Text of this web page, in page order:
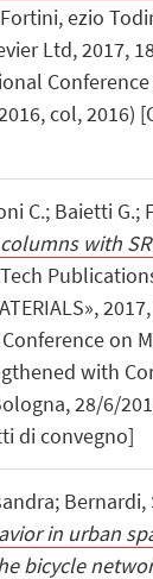
ezio
Ltd, 2017,
col,
C.; Baietti G.;
with
on
with
28/6/
di convegno]
Bernardi,
in urban
bicycle